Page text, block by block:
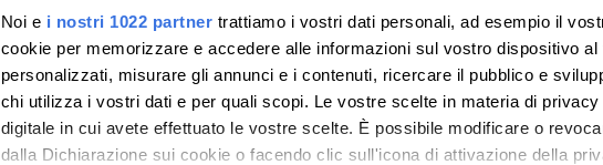
Noi e i nostri 1022 partner trattiamo i vostri dati personali, ad esempio il
cookie per memorizzare e accedere alle informazioni sul vostro dispositivo
personalizzati, misurare gli annunci e i contenuti, ricercare il pubblico e
chi utilizza i vostri dati e per quali scopi. Le vostre scelte in materia di
digitale in cui avete effettuato le vostre scelte. È possibile modificare o
dalla Dichiarazione sui cookie o facendo clic sull'icona di attivazione della
23 24 25 26
Con noi, passo dopo passo.
Scopri il servizio